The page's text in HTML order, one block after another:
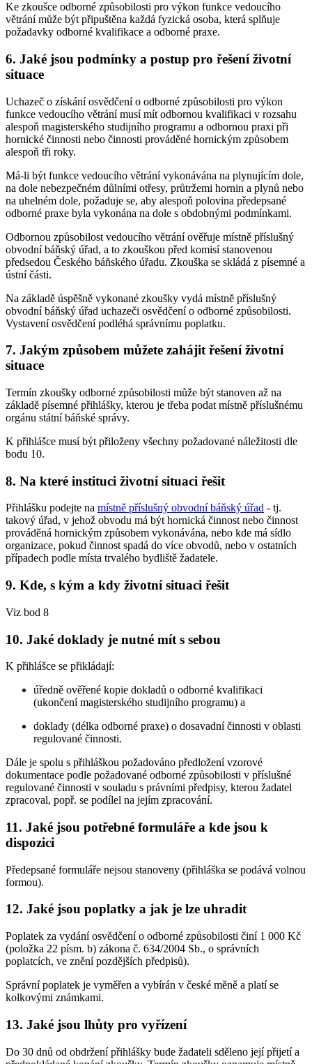
Ke zkoušce odborné způsobilosti pro výkon funkce vedoucího
větrání může být připuštěna každá fyzická osoba, která splňuje
požadavky odborné kvalifikace a odborné praxe.
6. Jaké jsou podmínky a postup pro řešení životní
situace
Uchazeč o získání osvědčení o odborné způsobilosti pro výkon
funkce vedoucího větrání musí mít odbornou kvalifikaci v rozsahu
alespoň magisterského studijního programu a odbornou praxi při
hornické činnosti nebo činnosti prováděné hornickým způsobem
alespoň tři roky.
Má-li být funkce vedoucího větrání vykonávána na plynujícím dole,
na dole nebezpečném důlními otřesy, průtržemi hornin a plynů nebo
na uhelném dole, požaduje se, aby alespoň polovina předepsané
odborné praxe byla vykonána na dole s obdobnými podmínkami.
Odbornou způsobilost vedoucího větrání ověřuje místně příslušný
obvodní báňský úřad, a to zkouškou před komisí stanovenou
předsedou Českého báňského úřadu. Zkouška se skládá z písemné a
ústní části.
Na základě úspěšně vykonané zkoušky vydá místně příslušný
obvodní báňský úřad uchazeči osvědčení o odborné způsobilosti.
Vystavení osvědčení podléhá správnímu poplatku.
7. Jakým způsobem můžete zahájit řešení životní
situace
Termín zkoušky odborné způsobilosti může být stanoven až na
základě písemné přihlášky, kterou je třeba podat místně příslušnému
orgánu státní báňské správy.
K přihlášce musí být přiloženy všechny požadované náležitosti dle
bodu 10.
8. Na které instituci životní situaci řešit
Přihlášku podejte na místně příslušný obvodní báňský úřad - tj.
takový úřad, v jehož obvodu má být hornická činnost nebo činnost
prováděná hornickým způsobem vykonávána, nebo kde má sídlo
organizace, pokud činnost spadá do více obvodů, nebo v ostatních
případech podle místa trvalého bydliště žadatele.
9. Kde, s kým a kdy životní situaci řešit
Viz bod 8
10. Jaké doklady je nutné mít s sebou
K přihlášce se přikládají:
úředně ověřené kopie dokladů o odborné kvalifikaci
(ukončení magisterského studijního programu) a
doklady (délka odborné praxe) o dosavadní činnosti v oblasti
regulované činnosti.
Dále je spolu s přihláškou požadováno předložení vzorové
dokumentace podle požadované odborné způsobilosti v příslušné
regulované činnosti v souladu s právními předpisy, kterou žadatel
zpracoval, popř. se podílel na jejím zpracování.
11. Jaké jsou potřebné formuláře a kde jsou k
dispozici
Předepsané formuláře nejsou stanoveny (přihláška se podává volnou
formou).
12. Jaké jsou poplatky a jak je lze uhradit
Poplatek za vydání osvědčení o odborné způsobilosti činí 1 000 Kč
(položka 22 písm. b) zákona č. 634/2004 Sb., o správních
poplatcích, ve znění pozdějších předpisů).
Správní poplatek je vyměřen a vybírán v české měně a platí se
kolkovými známkami.
13. Jaké jsou lhůty pro vyřízení
Do 30 dnů od obdržení přihlášky bude žadateli sděleno její přijetí a